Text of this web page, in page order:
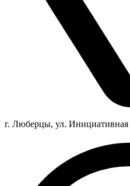
г. Люберцы, ул. Инициативная